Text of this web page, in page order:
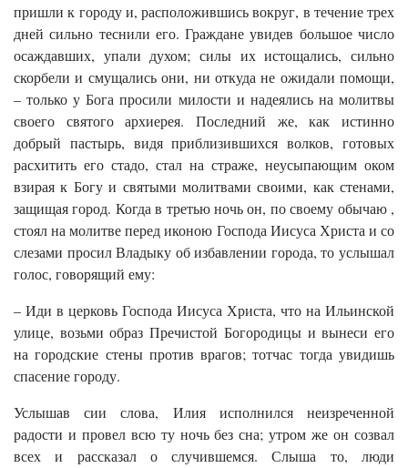
пришли к городу и, расположившись вокруг, в течение трех
дней сильно теснили его. Граждане увидев большое число
осаждавших, упали духом; силы их истощались, сильно
скорбели и смущались они, ни откуда не ожидали помощи,
– только у Бога просили милости и надеялись на молитвы
своего святого архиерея. Последний же, как истинно
добрый пастырь, видя приблизившихся волков, готовых
расхитить его стадо, стал на страже, неусыпающим оком
взирая к Богу и святыми молитвами своими, как стенами,
защищая город. Когда в третью ночь он, по своему обычаю ,
стоял на молитве перед иконою Господа Иисуса Христа и со
слезами просил Владыку об избавлении города, то услышал
голос, говорящий ему:
– Иди в церковь Господа Иисуса Христа, что на Ильинской
улице, возьми образ Пречистой Богородицы и вынеси его
на городские стены против врагов; тотчас тогда увидишь
спасение городу.
Услышав сии слова, Илия исполнился неизреченной
радости и провел всю ту ночь без сна; утром же он созвал
всех и рассказал о случившемся. Слыша то, люди